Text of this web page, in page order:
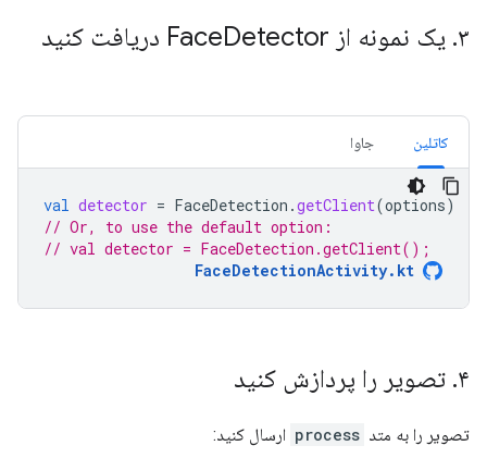
۳. یک نمونه از Face Detector دریافت کنید
کاتلین جاوا
val detector = FaceDetection .getClient(options)
// Or, to use the default option:
// val detector = FaceDetection.getClient();
FaceDetectionActivity.kt
۴. تصویر را پردازش کنید
تصویر را به متد process ارسال کنید: